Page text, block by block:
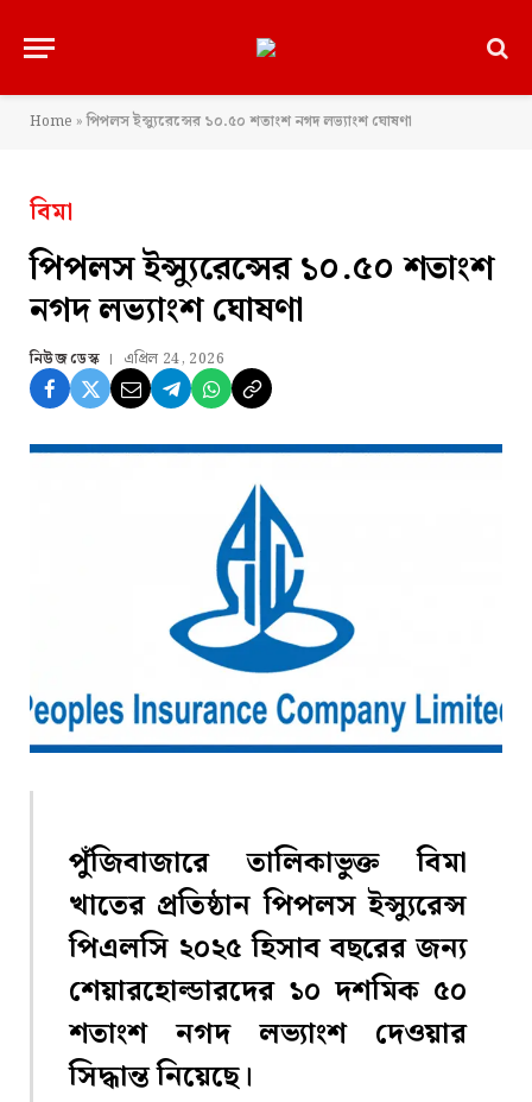
Home »পিপলস ইন্স্যুরেন্সের ১০.৫০ শতাংশ নগদ লভ্যাংশ ঘোষণা
বিমা
পিপলস ইন্স্যুরেন্সের ১০.৫০ শতাংশ
নগদ লভ্যাংশ ঘোষণা
নিউজ ডেস্ক এপ্রিল 24, 2026
পুঁজিবাজারে তালিকাভুক্ত বিমা
খাতের প্রতিষ্ঠান পিপলস ইন্স্যুরেন্স
পিএলসি ২০২৫ হিসাব বছরের জন্য
শেয়ারহোল্ডারদের ১০ দশমিক ৫০
শতাংশ নগদ লভ্যাংশ দেওয়ার
সিদ্ধান্ত নিয়েছে।